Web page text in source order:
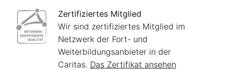
Zertifiziertes Mitglied
Wir sind zertifiziertes Mitglied im
Netzwerk der Fort- und
Weiterbildungsanbieter in der
Caritas. Das Zertifikat ansehen